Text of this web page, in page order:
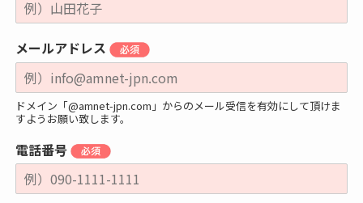
メールアドレス
ドメイン「@amnet-jpn.com」からのメール受信を有効にして頂けま
すようお願い致します。
電話番号